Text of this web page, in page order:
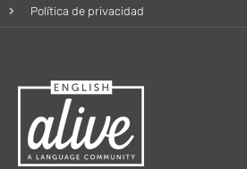
Política de privacidad